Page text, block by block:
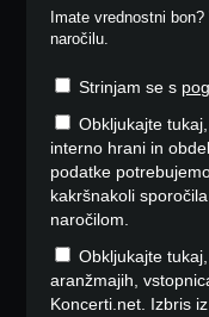
Imate vrednostni
naročilu.
Strinjam se s
Obkljukajte
interno hrani in
podatke
kakršnakoli
naročilom.
Obkljukajte
aranžmajih,
Koncerti.net. Izbris